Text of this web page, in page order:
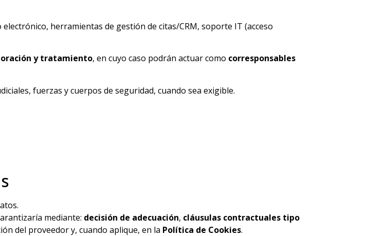
herramientas de gestión de citas/CRM, soporte IT (acceso
y tratamiento, en cuyo caso podrán actuar como corresponsables
fuerzas y cuerpos de seguridad, cuando sea exigible.
mediante: decisión de adecuación, cláusulas contractuales tipo
del proveedor y, cuando aplique, en la Política de Cookies.